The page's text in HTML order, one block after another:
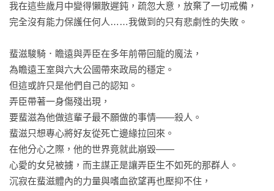
我在這些歲月中變得懶散遲鈍，疏忽大意，放棄了一切戒備，
完全沒有能力保護任何人……我做到的只有悲劇性的失敗。
蜚滋駿騎．瞻遠與弄臣在多年前帶回龍的魔法，
為瞻遠王室與六大公國帶來政局的穩定。
但這或許只是他們自己的認知。
弄臣帶著一身傷殘出現，
要蜚滋為他做這輩子最不願做的事情——殺人。
蜚滋只想專心將好友從死亡邊緣拉回來。
在他分心之際，他的世界竟就此崩毀——
心愛的女兒被擄，而主謀正是讓弄臣生不如死的那群人。
沉寂在蜚滋體內的力量與嗜血欲望再也壓抑不住，